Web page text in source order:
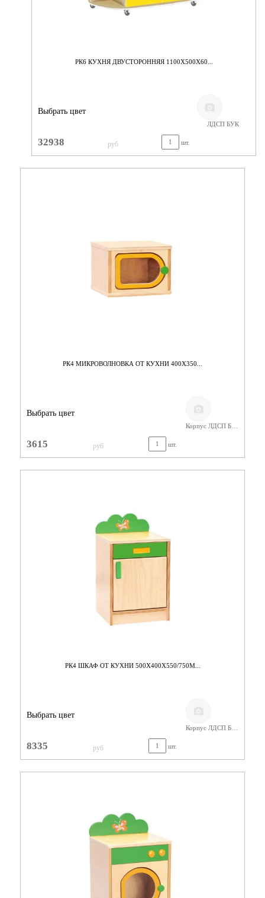
РК6 КУХНЯ ДВУСТОРОННЯЯ 1100Х500Х60...
Выбрать цвет
ЛДСП БУК
32938 руб шт.
РК4 МИКРОВОЛНОВКА ОТ КУХНИ 400Х350...
Выбрать цвет
Корпус ЛДСП Бук/ Фасад Цветной
3615 руб шт.
РК4 ШКАФ ОТ КУХНИ 500Х400Х550/750М...
Выбрать цвет
Корпус ЛДСП Бук/ Фасад Цветной
8335 руб шт.